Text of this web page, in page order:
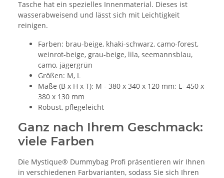
Tasche hat ein spezielles Innenmaterial. Dieses ist
wasserabweisend und lässt sich mit Leichtigkeit
reinigen.
Farben: brau-beige, khaki-schwarz, camo-forest,
weinrot-beige, grau-beige, lila, seemannsblau,
camo, jägergrün
Größen: M, L
Maße (B x H x T): M - 380 x 340 x 120 mm; L- 450 x
380 x 130 mm
Robust, pflegeleicht
Ganz nach Ihrem Geschmack:
viele Farben
Die Mystique® Dummybag Profi präsentieren wir Ihnen
in verschiedenen Farbvarianten, sodass Sie sich Ihren